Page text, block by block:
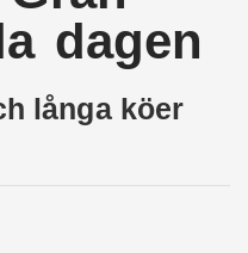
dagen
långa köer